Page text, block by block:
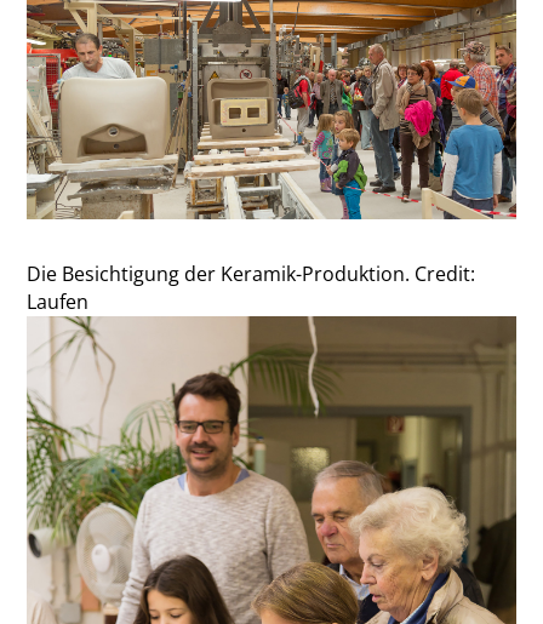
Die Besichtigung der Keramik-Produktion. Credit:
Laufen